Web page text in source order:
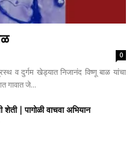
0
व दुर्गम खेड्यात निजानंद विष्णू बाळ यांचा
गावात जे...
शेती | पागोळी वाचवा अभियान